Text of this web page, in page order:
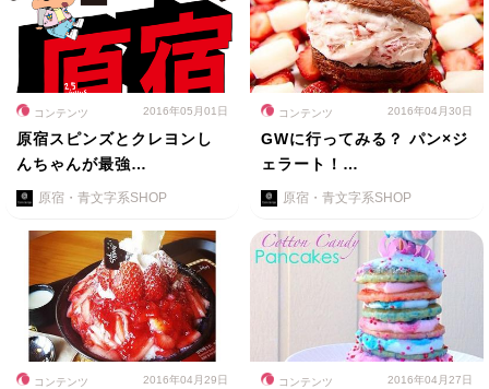
コンテンツ 2016年05月01日
原宿スピンズとクレヨンし
んちゃんが最強…
原宿・青文字系SHOP
コンテンツ 2016年04月30日
GWに行ってみる？ パン×ジ
ェラート！…
原宿・青文字系SHOP
コンテンツ 2016年04月29日 コンテンツ 2016年04月27日